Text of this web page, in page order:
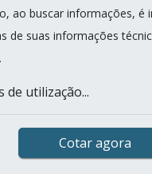
ao buscar informações, é
de suas informações
de utilização...
Cotar agora